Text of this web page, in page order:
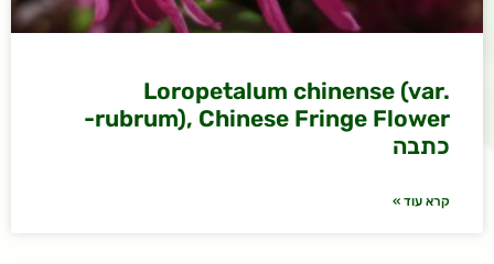
Loropetalum chinense (var.
rubrum), Chinese Fringe Flower-
כתבה
קרא עוד »